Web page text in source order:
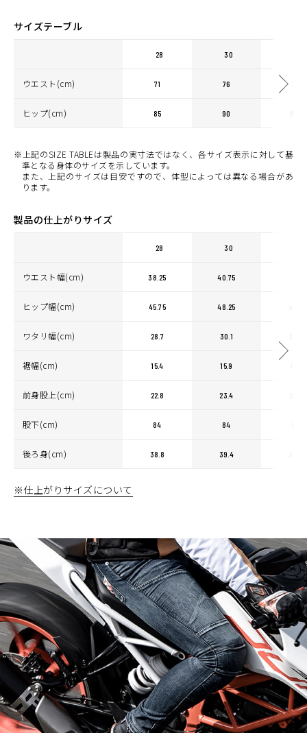
サイズテーブル
28 30
ウエスト(cm) 71 76
ヒップ(cm) 85 90
※上記のSIZE TABLEは製品の実寸法ではなく、各サイズ表示に対して基
準となる身体のサイズを示しています。
また、上記のサイズは目安ですので、体型によっては異なる場合があ
ります。
製品の仕上がりサイズ
28 30
ウエスト幅(cm) 38.25 40.75
ヒップ幅(cm) 45.75 48.25
ワタリ幅(cm) 28.7 30.1
裾幅(cm) 15.4 15.9
前身股上(cm) 22.8 23.4
股下(cm) 84 84
後ろ身(cm) 38.8 39.4
※仕上がりサイズについて